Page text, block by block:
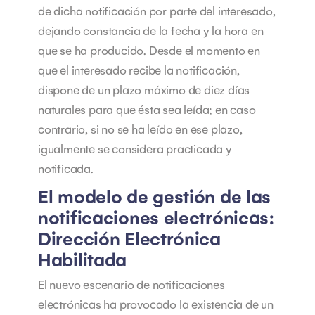
de dicha notificación por parte del interesado,
dejando constancia de la fecha y la hora en
que se ha producido. Desde el momento en
que el interesado recibe la notificación,
dispone de un plazo máximo de diez días
naturales para que ésta sea leída; en caso
contrario, si no se ha leído en ese plazo,
igualmente se considera practicada y
notificada.
El modelo de gestión de las
notificaciones electrónicas:
Dirección Electrónica
Habilitada
El nuevo escenario de notificaciones
electrónicas ha provocado la existencia de un